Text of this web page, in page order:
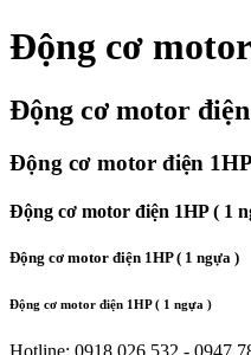
Động cơ
Động cơ motor
Động cơ motor điện
Động cơ motor điện 1HP ( 1
Động cơ motor điện 1HP ( 1 ngựa )
Động cơ motor điện 1HP ( 1 ngựa )